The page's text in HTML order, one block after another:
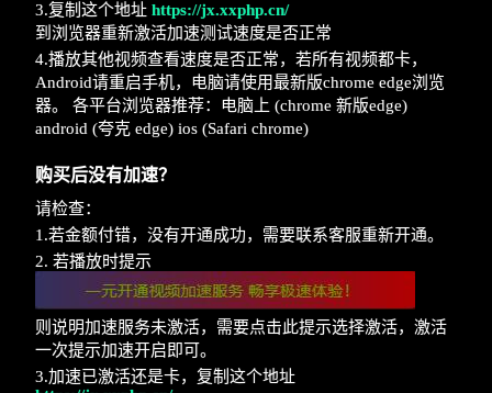
3.复制这个地址 https://jx.xxphp.cn/
到浏览器重新激活加速测试速度是否正常
4.播放其他视频查看速度是否正常，若所有视频都卡，
Android请重启手机，电脑请使用最新版chrome edge浏览
器。 各平台浏览器推荐：电脑上 (chrome 新版edge)
android (夸克 edge) ios (Safari chrome)
购买后没有加速？
请检查：
1.若金额付错，没有开通成功，需要联系客服重新开通。
2. 若播放时提示
则说明加速服务未激活，需要点击此提示选择激活，激活
一次提示加速开启即可。
3.加速已激活还是卡，复制这个地址